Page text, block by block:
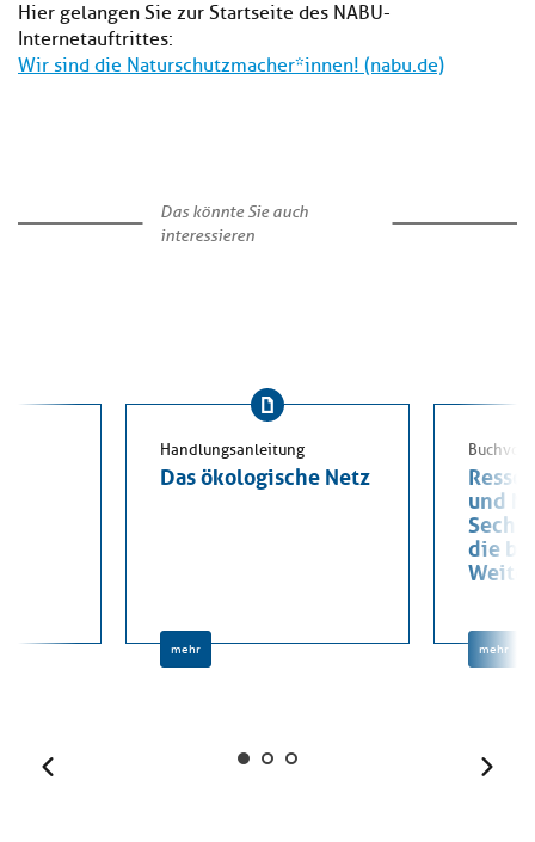
Hier gelangen Sie zur Startseite des NABU-
Internetauftrittes:
Wir sind die Naturschutzmacher*innen! (nabu.de)
Das könnte Sie auch
interessieren
Handlungsanleitung
Das ökologische Netz
mehr
und
die
mehr